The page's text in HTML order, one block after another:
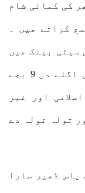
کی کمائی شام
کراتے ھیں ۔
سیٹی بینک میں
مارک اپ پر جمع کرا دیتا ھے ۔ یوں اگلے دن 9 بجے
اور غیر
تولہ تولہ دے
پاس ڈھیر سارا